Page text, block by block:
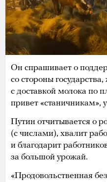
Он спрашивает о
со стороны
с доставкой молока по
привет «станичникам»,
Путин отчитывается о
(с числами), хвалит
и благодарит
за большой урожай.
«Продовольственная